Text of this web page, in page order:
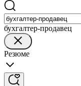
бухгалтер-продавец
Резюме